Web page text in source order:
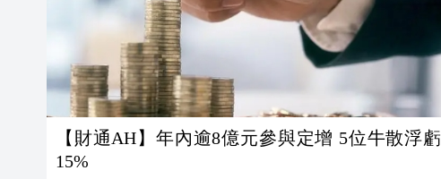
【財通AH】年內逾8億元參與定增 5位牛散浮虧
15%